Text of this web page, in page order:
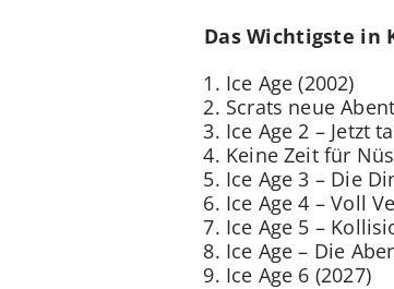
Das Wichtigste in
Ice Age (2002)
Scrats neue
Ice Age 2 – Jetzt
Keine Zeit für
Ice Age 3 – Die
Ice Age 4 – Voll
Ice Age 5 –
Ice Age – Die
Ice Age 6 (2027)